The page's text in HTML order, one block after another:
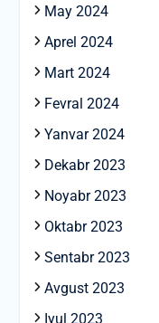
May 2024
Aprel 2024
Mart 2024
Fevral 2024
Yanvar 2024
Dekabr 2023
Noyabr 2023
Oktabr 2023
Sentabr 2023
Avgust 2023
Iyul 2023